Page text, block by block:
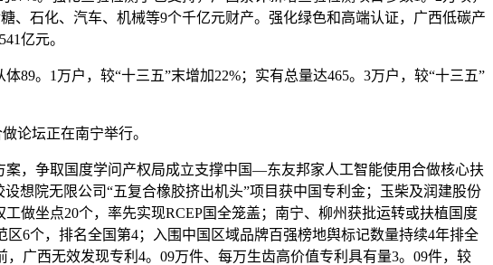
、石化、汽车、机械等9个千亿元财产。强化绿色和高端认证，广西低碳产
亿元。
。1万户，较“十三五”末增加22%；实有总量达465。3万户，较“十三五”
论坛正在南宁举行。
，争取国度学问产权局成立支撑中国—东友邦家人工智能使用合做核心扶
想院无限公司“五复合橡胶挤出机头”项目获中国专利金；玉柴及润建股份
做坐点20个，率先实现RCEP国全笼盖；南宁、柳州获批运转或扶植国度
6个，排名全国第4；入围中国区域品牌百强榜地舆标记数量持续4年排全
广西无效发现专利4。09万件、每万生齿高价值专利具有量3。09件，较